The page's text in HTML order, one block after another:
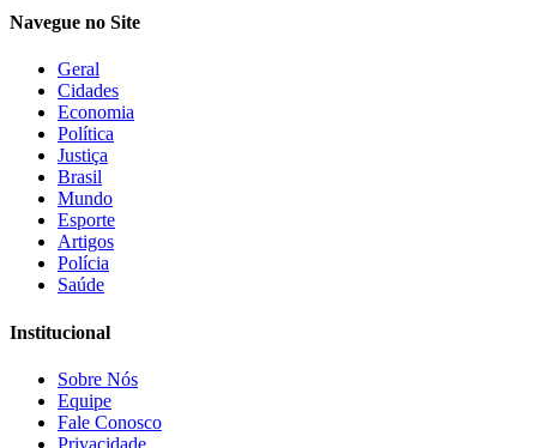
Navegue no Site
Geral
Cidades
Economia
Política
Justiça
Brasil
Mundo
Esporte
Artigos
Polícia
Saúde
Institucional
Sobre Nós
Equipe
Fale Conosco
Privacidade